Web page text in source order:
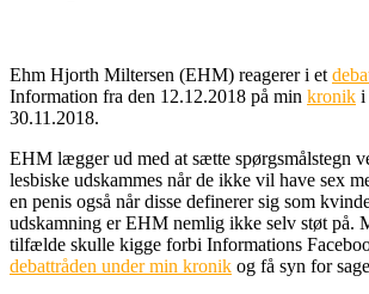
Ehm Hjorth Miltersen (EHM) reagerer i et
Information fra den 12.12.2018 på min kronik i
30.11.2018.
EHM lægger ud med at sætte spørgsmålstegn
lesbiske udskammes når de ikke vil have sex
en penis også når disse definerer sig som
udskamning er EHM nemlig ikke selv støt på.
tilfælde skulle kigge forbi Informations
debattråden under min kronik og få syn for